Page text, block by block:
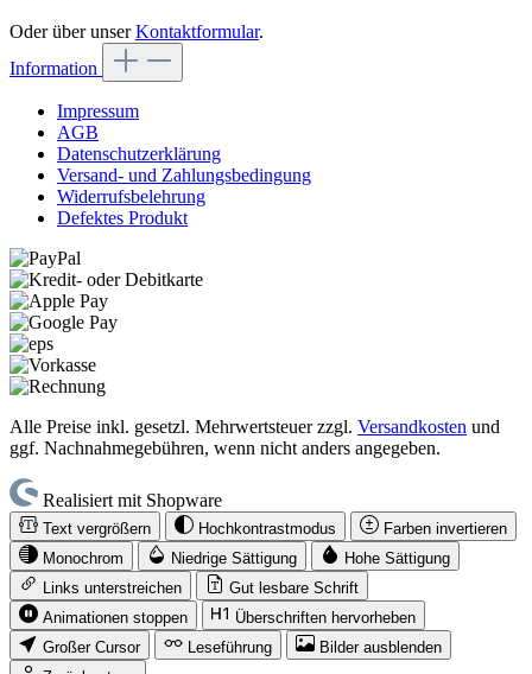
Oder über unserKontaktformular.
Information
Impressum
AGB
Datenschutzerklärung
Versand- und Zahlungsbedingung
Widerrufsbelehrung
Defektes Produkt
Alle Preise inkl. gesetzl. Mehrwertsteuer zzgl. Versandkosten und
ggf. Nachnahmegebühren, wenn nicht anders angegeben.
Realisiert mit Shopware
Text vergrößern Hochkontrastmodus
Farben invertieren
Monochrom
Niedrige Sättigung
Hohe Sättigung
Links unterstreichen
Gut lesbare Schrift
Animationen stoppen
Überschriften hervorheben
Großer Cursor
Leseführung
Bilder ausblenden